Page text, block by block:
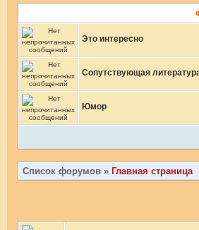
Это интересно
Сопутствующая
Юмор
Список форумов » Главная страница